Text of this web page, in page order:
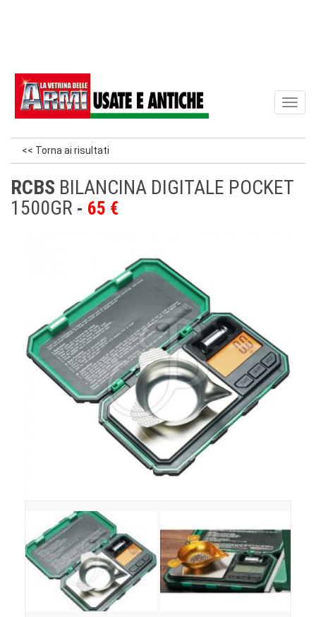
<< Torna ai risultati
RCBS BILANCINA DIGITALE POCKET
1500GR
65 €